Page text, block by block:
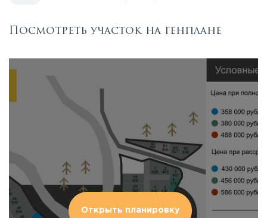
Посмотреть участок на генплане
Открыть планировку